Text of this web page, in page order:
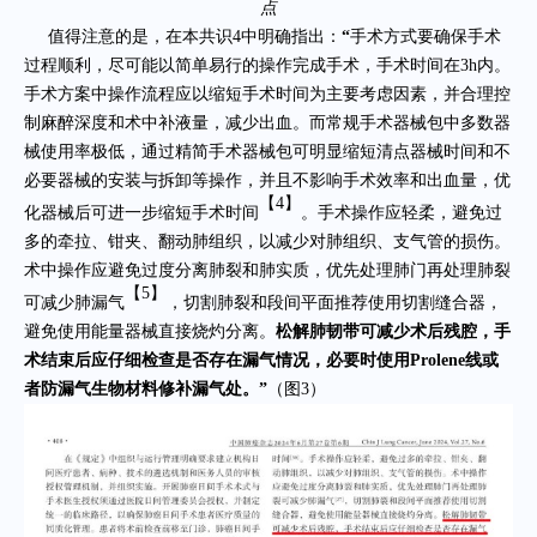
点
值得注意的是，在本共识4中明确指出： “手术方式要确保手术
过程顺利，尽可能以简单易行的操作完成手术，手术时间在3h内。
手术方案中操作流程应以缩短手术时间为主要考虑因素，并合理控
制麻醉深度和术中补液量，减少出血。而常规手术器械包中多数器
械使用率极低，通过精简手术器械包可明显缩短清点器械时间和不
必要器械的安装与拆卸等操作，并且不影响手术效率和出血量，优
化器械后可进一步缩短手术时间
【4】
。手术操作应轻柔，避免过
多的牵拉、钳夹、翻动肺组织，以减少对肺组织、支气管的损伤。
术中操作应避免过度分离肺裂和肺实质，优先处理肺门再处理肺裂
可减少肺漏气
【5】
，切割肺裂和段间平面推荐使用切割缝合器，
避免使用能量器械直接烧灼分离。 松解肺韧带可减少术后残腔，手
术结束后应仔细检查是否存在漏气情况，必要时使用Prolene线或
者防漏气生物材料修补漏气处。 ” （图3）